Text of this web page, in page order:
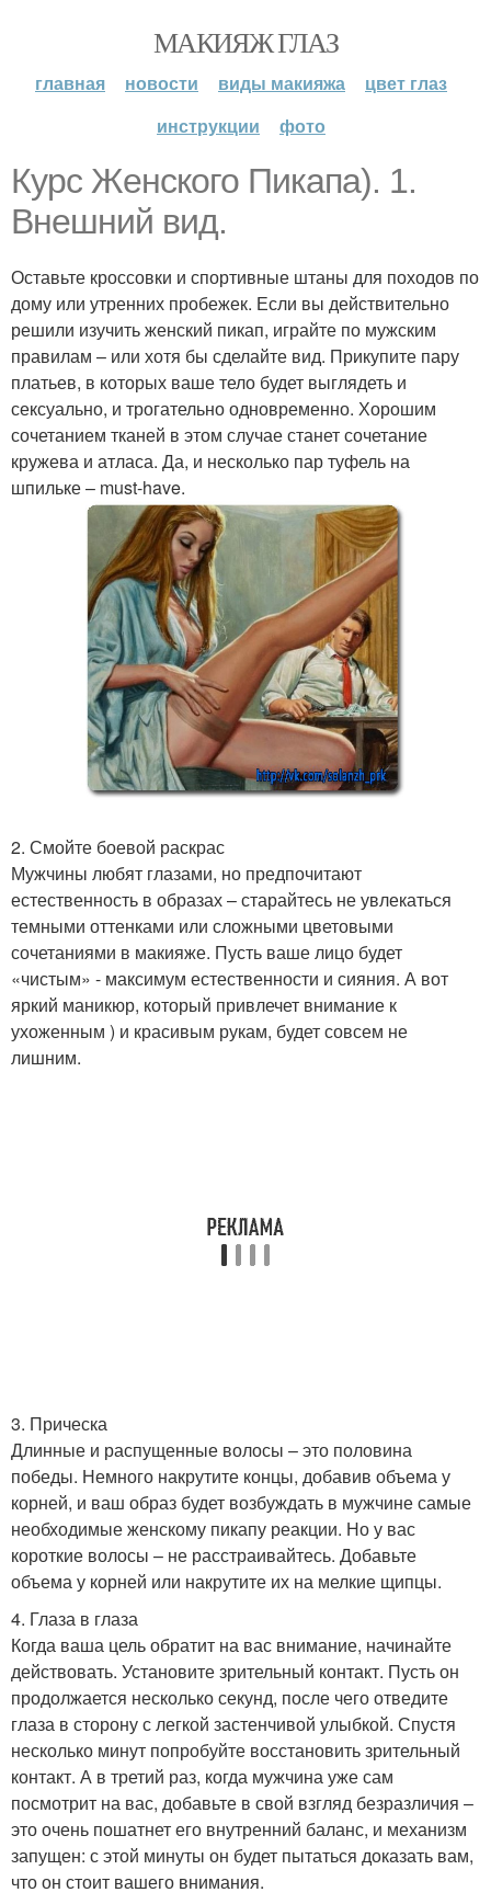
МАКИЯЖ ГЛАЗ
главная новости виды макияжа
цвет глаз
инструкции
фото
Курс Женского Пикапа). 1.
Внешний вид.
Оставьте кроссовки и спортивные штаны для походов по
дому или утренних пробежек. Если вы действительно
решили изучить женский пикап, играйте по мужским
правилам – или хотя бы сделайте вид. Прикупите пару
платьев, в которых ваше тело будет выглядеть и
сексуально, и трогательно одновременно. Хорошим
сочетанием тканей в этом случае станет сочетание
кружева и атласа. Да, и несколько пар туфель на
шпильке – must-have.
2. Смойте боевой раскрас
Мужчины любят глазами, но предпочитают
естественность в образах – старайтесь не увлекаться
темными оттенками или сложными цветовыми
сочетаниями в макияже. Пусть ваше лицо будет
«чистым» - максимум естественности и сияния. А вот
яркий маникюр, который привлечет внимание к
ухоженным ) и красивым рукам, будет совсем не
лишним.
3. Прическа
Длинные и распущенные волосы – это половина
победы. Немного накрутите концы, добавив объема у
корней, и ваш образ будет возбуждать в мужчине самые
необходимые женскому пикапу реакции. Но у вас
короткие волосы – не расстраивайтесь. Добавьте
объема у корней или накрутите их на мелкие щипцы.
4. Глаза в глаза
Когда ваша цель обратит на вас внимание, начинайте
действовать. Установите зрительный контакт. Пусть он
продолжается несколько секунд, после чего отведите
глаза в сторону с легкой застенчивой улыбкой. Спустя
несколько минут попробуйте восстановить зрительный
контакт. А в третий раз, когда мужчина уже сам
посмотрит на вас, добавьте в свой взгляд безразличия –
это очень пошатнет его внутренний баланс, и механизм
запущен: с этой минуты он будет пытаться доказать вам,
что он стоит вашего внимания.